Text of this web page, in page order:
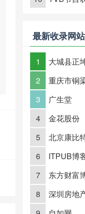
最新收录网站
1
大城县正
2
重庆市铜
3
广生堂
4
金花股份
5
北京康比
6
ITPUB博
7
东方财富
8
深圳房地